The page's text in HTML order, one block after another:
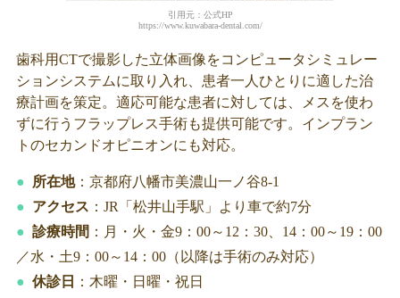
引用元：公式HP
https://www.kuwabara-dental.com/
歯科用CTで撮影した立体画像をコンピュータシミュレー
ションシステムに取り入れ、患者一人ひとりに適した治
療計画を策定。適応可能な患者に対しては、メスを使わ
ずに行うフラップレス手術も提供可能です。インプラン
トのセカンドオピニオンにも対応。
所在地：京都府八幡市美濃山一ノ谷8-1
アクセス ：JR「松井山手駅」より車で約7分
診療時間 ：月・火・金9：00～12：30、14：00～19：00
／水・土9：00～14：00（以降は手術のみ対応）
休診日
：木曜・日曜・祝日